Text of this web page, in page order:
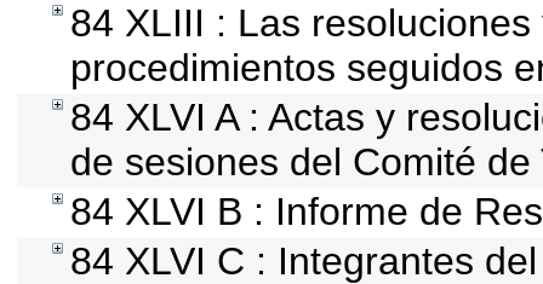
84 XLIII : Las
procedimientos seguidos
84 XLVI A : Actas y
de sesiones del Comité
84 XLVI B : Informe de
84 XLVI C : Integrantes